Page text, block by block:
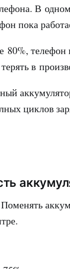
В
пока
телефон
в
циклов